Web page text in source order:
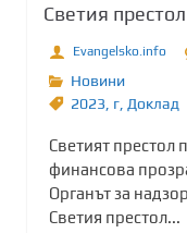
Светия
Evangelsko.info
Новини
2023 г Доклад
Светият престол
финансова
Органът за
Светия престол...